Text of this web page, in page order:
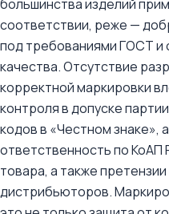
большинства изделий
соответствии, реже —
под требованиями ГОСТ и
качества. Отсутствие
корректной маркировки
контроля в допуске
кодов в «Честном знаке»,
ответственность по КоАП
товара, а также
дистрибьюторов.